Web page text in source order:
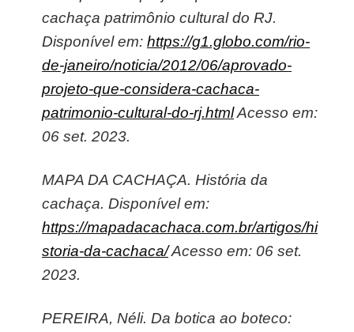
cachaça patrimônio cultural do RJ.
Disponível em: https://g1.globo.com/rio-
de-janeiro/noticia/2012/06/aprovado-
projeto-que-considera-cachaca-
patrimonio-cultural-do-rj.htmlAcesso em:
06 set. 2023.
MAPA DA CACHAÇA. História da
cachaça. Disponível em:
https://mapadacachaca.com.br/artigos/hi
storia-da-cachaca/Acesso em: 06 set.
2023.
PEREIRA, Néli. Da botica ao boteco: